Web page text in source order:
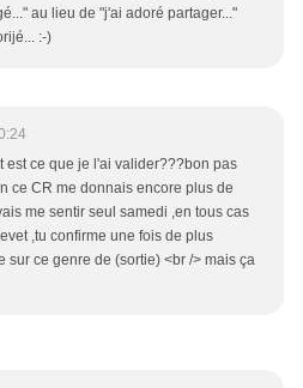
au lieu de "j'ai adoré partager..."
:-)
est ce que je l'ai valider???bon pas
ce CR me donnais encore plus de
me sentir seul samedi ,en tous cas
,tu confirme une fois de plus
sur ce genre de (sortie) <br /> mais ça